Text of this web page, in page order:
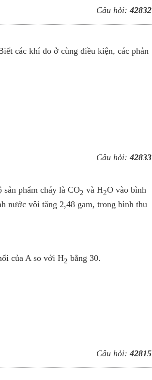
Câu hỏi:42832
các khí đo ở cùng điều kiện, các phản
Câu hỏi:42833
phẩm cháy là CO2 và H2O vào bình
nước vôi tăng 2,48 gam, trong bình thu
của A so với H2 bằng 30.
Câu hỏi:42815